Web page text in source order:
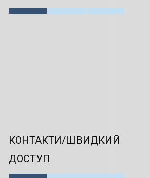
КОНТАКТИ/ШВИДКИЙ
ДОСТУП